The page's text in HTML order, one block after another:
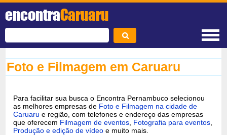
encontraCaruaru
Foto e Filmagem em Caruaru
Para facilitar sua busca o Encontra Pernambuco selecionou
as melhores empresas de Foto e Filmagem na cidade de
Caruaru e região, com telefones e endereço das empresas
que oferecem Filmagem de eventos Fotografia para eventos
Produção e edição de vídeo e muito mais.